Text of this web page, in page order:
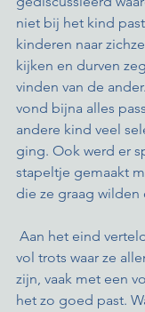
niet bij het kind
kinderen naar
kijken en durven
vinden van de
vond bijna alles
andere kind veel
ging. Ook werd er
stapeltje gemaakt
die ze graag wilden
vol trots waar ze
zijn, vaak met een
het zo goed past.